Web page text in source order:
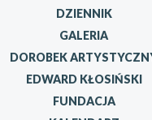
DZIENNIK
GALERIA
DOROBEK
EDWARD KŁOSIŃSKI
FUNDACJA